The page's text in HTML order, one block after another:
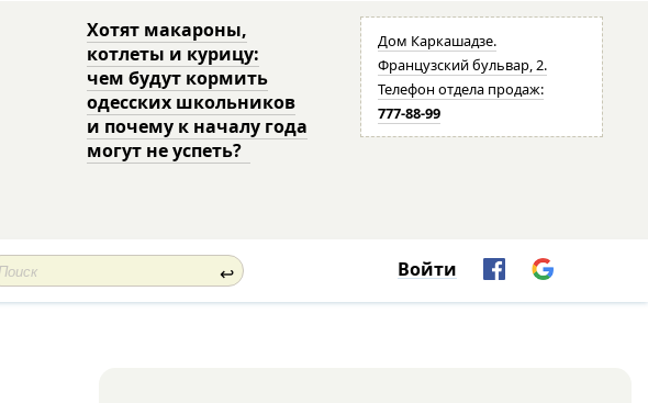
Хотят макароны,
котлеты и курицу:
чем будут кормить
одесских школьников
и почему к началу года
могут не успеть?
Дом Каркашадзе.
Французский бульвар, 2.
Телефон отдела продаж:
777-88-99
↩ Войти